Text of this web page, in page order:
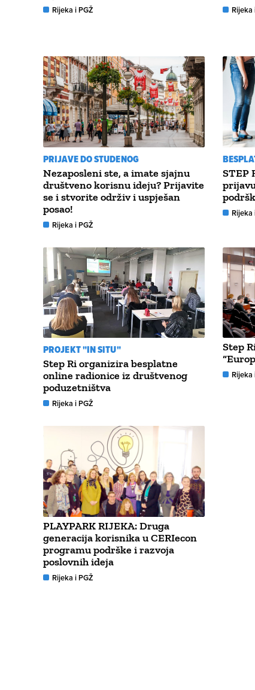
Rijeka i PGŽ Rijeka
PRIJAVE DO STUDENOG
Nezaposleni ste, a imate sjajnu
društveno korisnu ideju? Prijavite
se i stvorite održiv i uspješan
posao!
Rijeka i PGŽ
STEP
Rijeka
PROJEKT "IN SITU"
Step Ri organizira besplatne
online radionice iz društvenog
poduzetništva
Rijeka i PGŽ
Step
Rijeka
PLAYPARK RIJEKA: Druga
generacija korisnika u CERIecon
programu podrške i razvoja
poslovnih ideja
Rijeka i PGŽ